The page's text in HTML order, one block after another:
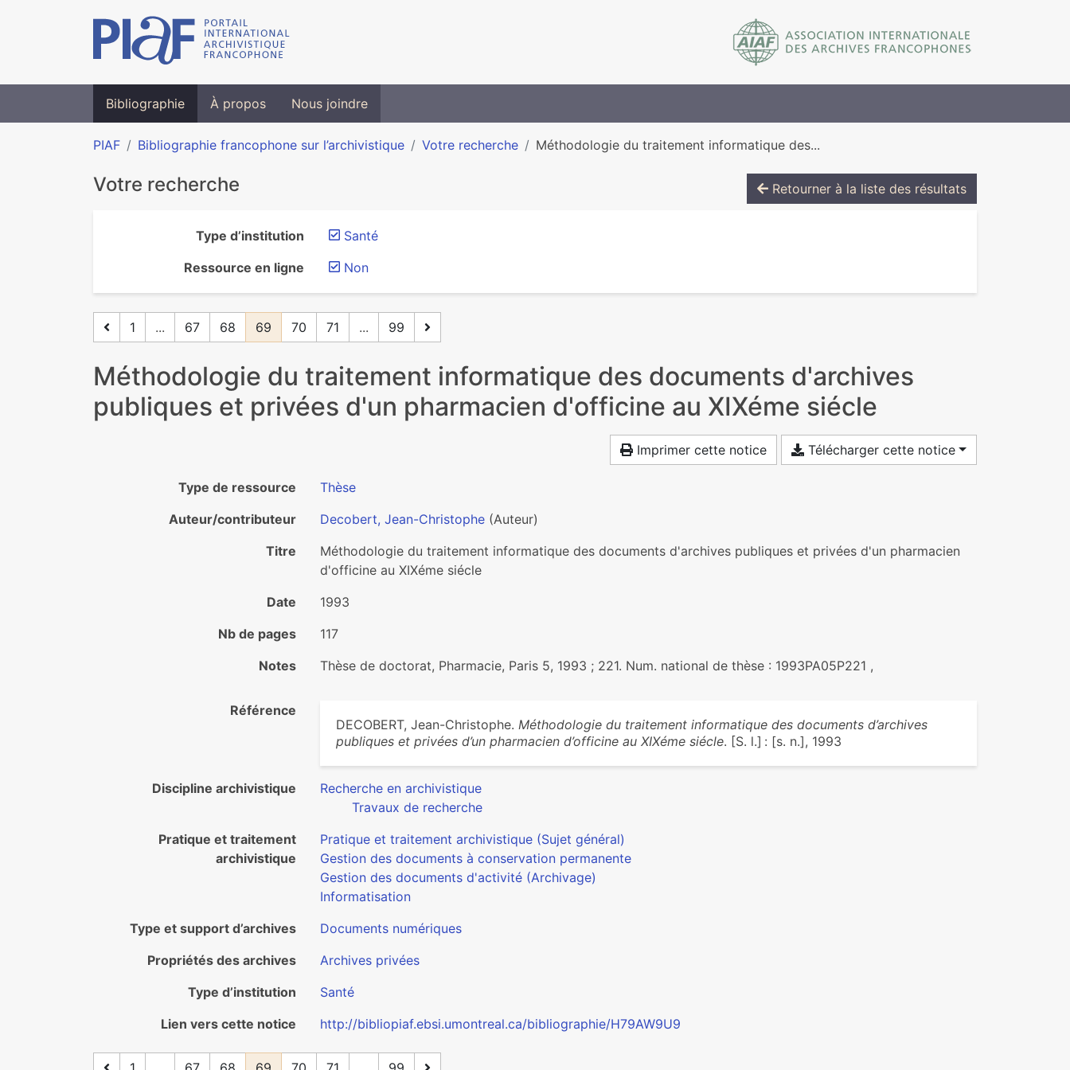
Bibliographie À propos Nous joindre
PIAF Bibliographie francophone sur l’archivistique Votre recherche Méthodologie du traitement informatique des...
Votre recherche Retourner à la liste des résultats
Type d’institution
Santé
Ressource en ligne
Non
1 ... 67 68 69 70 71 ... 99
Méthodologie du traitement informatique des documents d'archives
publiques et privées d'un pharmacien d'officine au XIXéme siécle
Imprimer cette notice Télécharger cette notice
Type de ressource
Thèse
Auteur/contributeur
Decobert, Jean-Christophe (Auteur)
Titre
Méthodologie du traitement informatique des documents d'archives publiques et privées d'un pharmacien
d'officine au XIXéme siécle
Date
1993
Nb de pages
117
Notes
Thèse de doctorat, Pharmacie, Paris 5, 1993 ; 221. Num. national de thèse : 1993PA05P221 ,
Référence
DECOBERT, Jean-Christophe. Méthodologie du traitement informatique des documents d’archives
publiques et privées d’un pharmacien d’officine au XIXéme siécle. [S. l.] : [s. n.], 1993
Discipline archivistique
Recherche en archivistique
Travaux de recherche
Pratique et traitement
archivistique
Pratique et traitement archivistique (Sujet général)
Gestion des documents à conservation permanente
Gestion des documents d'activité (Archivage)
Informatisation
Type et support d’archives
Documents numériques
Propriétés des archives
Archives privées
Type d’institution
Santé
Lien vers cette notice
http://bibliopiaf.ebsi.umontreal.ca/bibliographie/H79AW9U9